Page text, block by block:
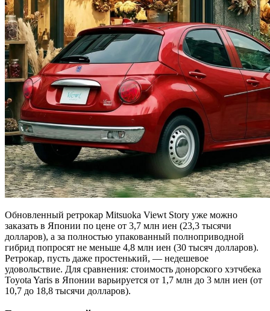
Обновленный ретрокар Mitsuoka Viewt Story уже можно
заказать в Японии по цене от 3,7 млн иен (23,3 тысячи
долларов), а за полностью упакованный полноприводной
гибрид попросят не меньше 4,8 млн иен (30 тысяч долларов).
Ретрокар, пусть даже простенький, — недешевое
удовольствие. Для сравнения: стоимость донорского хэтчбека
Toyota Yaris в Японии варьируется от 1,7 млн до 3 млн иен (от
10,7 до 18,8 тысячи долларов).